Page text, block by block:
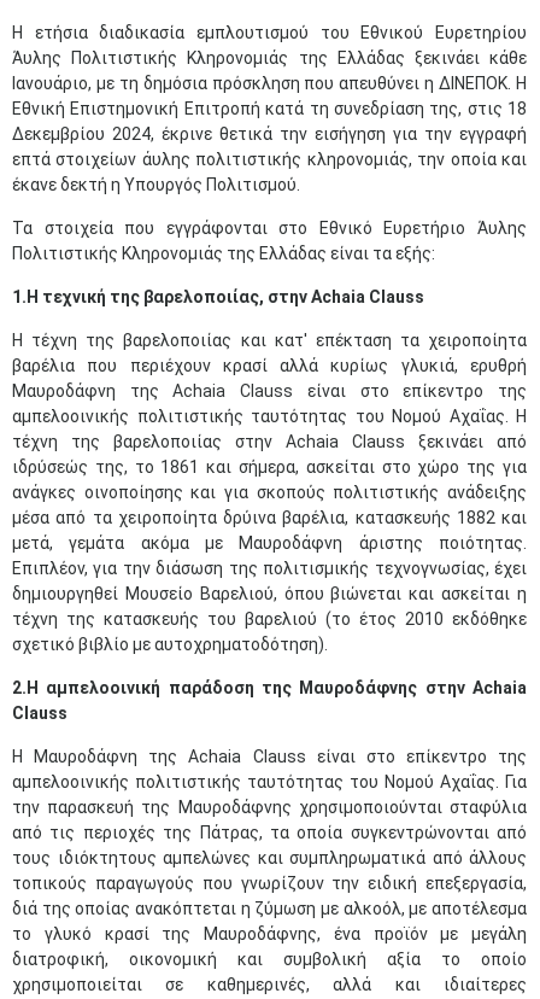
Η ετήσια διαδικασία εμπλουτισμού του Εθνικού Ευρετηρίου
Άυλης Πολιτιστικής Κληρονομιάς της Ελλάδας ξεκινάει κάθε
Ιανουάριο, με τη δημόσια πρόσκληση που απευθύνει η ΔΙΝΕΠΟΚ. Η
Εθνική Επιστημονική Επιτροπή κατά τη συνεδρίαση της, στις 18
Δεκεμβρίου 2024, έκρινε θετικά την εισήγηση για την εγγραφή
επτά στοιχείων άυλης πολιτιστικής κληρονομιάς, την οποία και
έκανε δεκτή η Υπουργός Πολιτισμού.
Τα στοιχεία που εγγράφονται στο Εθνικό Ευρετήριο Άυλης
Πολιτιστικής Κληρονομιάς της Ελλάδας είναι τα εξής:
1.Η τεχνική της βαρελοποιίας, στηνAchaia Clauss
Η τέχνη της βαρελοποιίας και κατ' επέκταση τα χειροποίητα
βαρέλια που περιέχουν κρασί αλλά κυρίως γλυκιά, ερυθρή
Μαυροδάφνη της Achaia Clauss είναι στο επίκεντρο της
αμπελοοινικής πολιτιστικής ταυτότητας του Νομού Αχαΐας. Η
τέχνη της βαρελοποιίας στην Achaia Clauss ξεκινάει από
ιδρύσεώς της, το 1861 και σήμερα, ασκείται στο χώρο της για
ανάγκες οινοποίησης και για σκοπούς πολιτιστικής ανάδειξης
μέσα από τα χειροποίητα δρύινα βαρέλια, κατασκευής 1882 και
μετά, γεμάτα ακόμα με Μαυροδάφνη άριστης ποιότητας.
Επιπλέον, για την διάσωση της πολιτισμικής τεχνογνωσίας, έχει
δημιουργηθεί Μουσείο Βαρελιού, όπου βιώνεται και ασκείται η
τέχνη της κατασκευής του βαρελιού (το έτος 2010 εκδόθηκε
σχετικό βιβλίο με αυτοχρηματοδότηση).
2.Η αμπελοοινική παράδοση της Μαυροδάφνης στην Achaia
Clauss
Η Μαυροδάφνη της Achaia Clauss είναι στο επίκεντρο της
αμπελοοινικής πολιτιστικής ταυτότητας του Νομού Αχαΐας. Για
την παρασκευή της Μαυροδάφνης χρησιμοποιούνται σταφύλια
από τις περιοχές της Πάτρας, τα οποία συγκεντρώνονται από
τους ιδιόκτητους αμπελώνες και συμπληρωματικά από άλλους
τοπικούς παραγωγούς που γνωρίζουν την ειδική επεξεργασία,
διά της οποίας ανακόπτεται η ζύμωση με αλκοόλ, με αποτέλεσμα
το γλυκό κρασί της Μαυροδάφνης, ένα προϊόν με μεγάλη
διατροφική, οικονομική και συμβολική αξία το οποίο
χρησιμοποιείται σε καθημερινές, αλλά και ιδιαίτερες